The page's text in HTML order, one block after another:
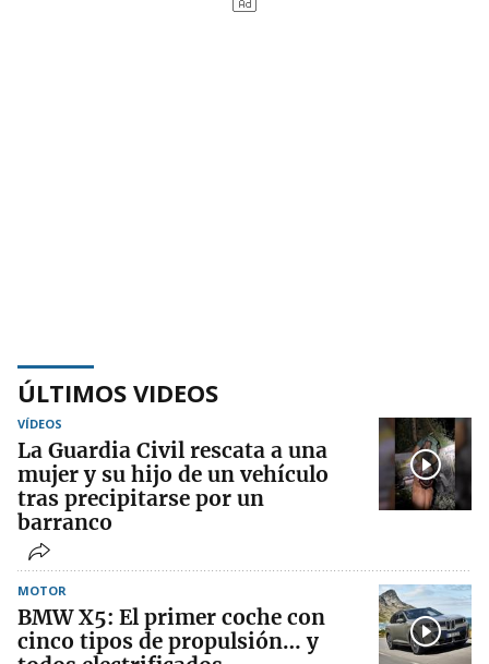
ÚLTIMOS VIDEOS
VÍDEOS
La Guardia Civil rescata a una
mujer y su hijo de un vehículo
tras precipitarse por un
barranco
MOTOR
BMW X5: El primer coche con
cinco tipos de propulsión… y